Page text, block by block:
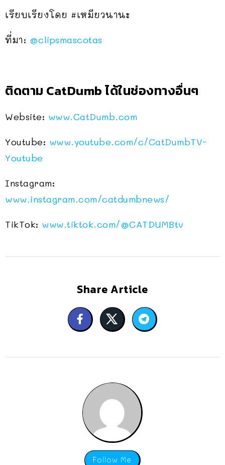
เรียบเรียงโดย #เหมียวนานะ
ที่มา: @clipsmascotas
ติดตาม CatDumb ได้ในช่องทางอื่นๆ
Website: www.CatDumb.com
Youtube: www.youtube.com/c/CatDumbTV-
Youtube
Instagram:
www.instagram.com/catdumbnews/
TikTok: www.tiktok.com/@CATDUMBtv
Share Article
Follow Me